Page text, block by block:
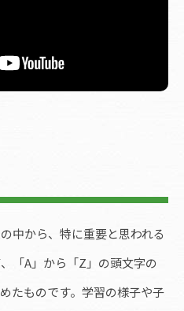
中から、特に重要と思われる
「A」から「Z」の頭文字の
たものです。学習の様子や子